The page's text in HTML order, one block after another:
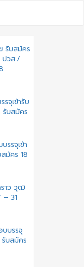
รับสมัคร
ปวส./
จุเข้ารับ
บสมัคร
รรจุเข้า
มัคร 18
ราว วุฒิ
– 31
บรรจุ
บสมัคร